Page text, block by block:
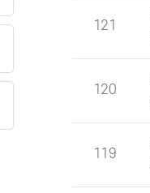
121
120
119